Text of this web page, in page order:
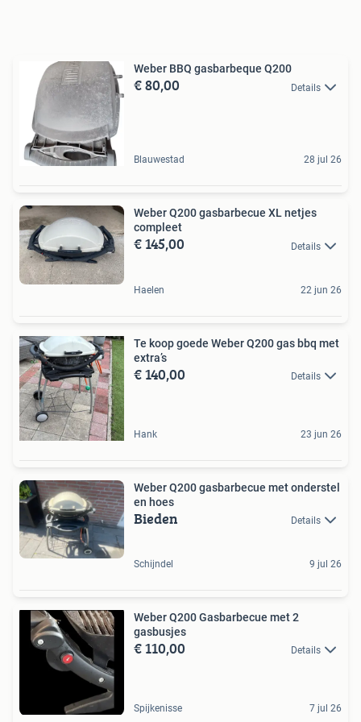
Weber BBQ gasbarbeque Q200
€ 80,00 Details
Blauwestad 28 jul 26
Weber Q200 gasbarbecue XL netjes
compleet
€ 145,00 Details
Haelen 22 jun 26
Te koop goede Weber Q200 gas bbq met
extra’s
€ 140,00 Details
Hank 23 jun 26
Weber Q200 gasbarbecue met onderstel
en hoes
Bieden Details
Schijndel 9 jul 26
Weber Q200 Gasbarbecue met 2
gasbusjes
€ 110,00 Details
Spijkenisse 7 jul 26